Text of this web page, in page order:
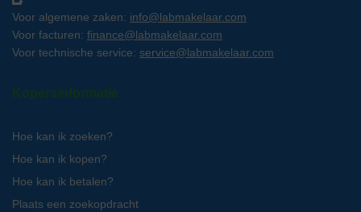
Voor algemene zaken: info@labmakelaar.com
Voor facturen: finance@labmakelaar.com
Voor technische service: service@labmakelaar.com
Kopersinformatie
Hoe kan ik zoeken?
Hoe kan ik kopen?
Hoe kan ik betalen?
Plaats een zoekopdracht